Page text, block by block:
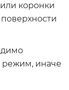
коронки
режим, иначе